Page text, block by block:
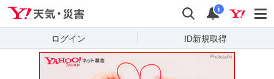
検索 通知
i
ログイン ID新規取得